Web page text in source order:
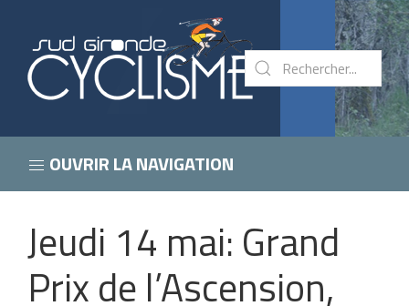
OUVRIR LA NAVIGATION
Jeudi 14 mai: Grand
Prix de l’Ascension,